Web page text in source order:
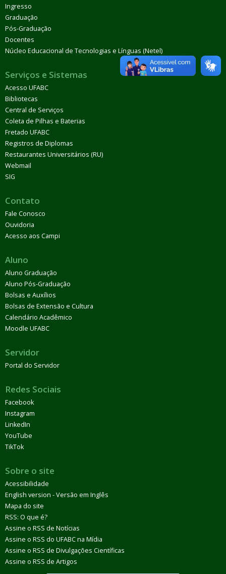
Ingresso
Graduação
Pós-Graduação
Docentes
Núcleo Educacional de Tecnologias e Línguas (Netel)
Serviços e Sistemas
Acesso UFABC
Bibliotecas
Central de Serviços
Coleta de Pilhas e Baterias
Fretado UFABC
Registros de Diplomas
Restaurantes Universitários (RU)
Webmail
SIG
Contato
Fale Conosco
Ouvidoria
Acesso aos Campi
Aluno
Aluno Graduação
Aluno Pós-Graduação
Bolsas e Auxílios
Bolsas de Extensão e Cultura
Calendário Acadêmico
Moodle UFABC
Servidor
Portal do Servidor
Redes Sociais
Facebook
Instagram
LinkedIn
YouTube
TikTok
Sobre o site
Acessibilidade
English version - Versão em Inglês
Mapa do site
RSS: O que é?
Assine o RSS de Notícias
Assine o RSS do UFABC na Mídia
Assine o RSS de Divulgações Científicas
Assine o RSS de Artigos